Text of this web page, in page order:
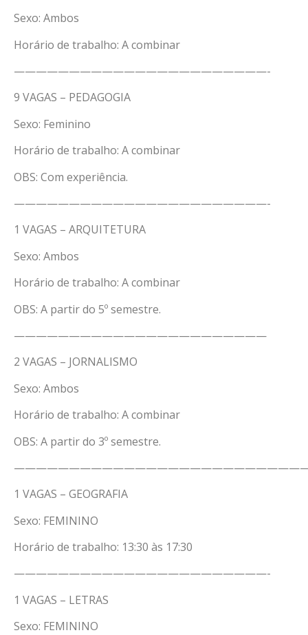
Sexo: Ambos
Horário de trabalho: A combinar
———————————————————————-
9 VAGAS – PEDAGOGIA
Sexo: Feminino
Horário de trabalho: A combinar
OBS: Com experiência.
———————————————————————-
1 VAGAS – ARQUITETURA
Sexo: Ambos
Horário de trabalho: A combinar
OBS: A partir do 5º semestre.
———————————————————————
2 VAGAS – JORNALISMO
Sexo: Ambos
Horário de trabalho: A combinar
OBS: A partir do 3º semestre.
1 VAGAS – GEOGRAFIA
Sexo: FEMININO
Horário de trabalho: 13:30 às 17:30
———————————————————————-
1 VAGAS – LETRAS
Sexo: FEMININO